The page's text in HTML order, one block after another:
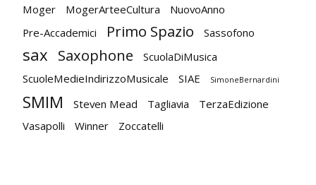
Moger
MogerArteeCultura
NuovoAnno
Pre-Accademici
Primo Spazio Sassofono
sax Saxophone
ScuolaDiMusica
ScuoleMedieIndirizzoMusicale
SIAE SimoneBernardini
SMIM Steven Mead Tagliavia
TerzaEdizione
Vasapolli
Winner Zoccatelli